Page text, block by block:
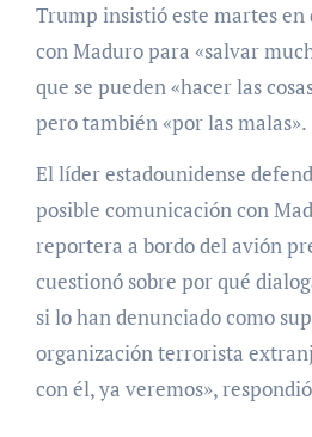
Trump insistió este martes en
con Maduro para «salvar
que se pueden «hacer las
pero también «por las malas».
El líder estadounidense
posible comunicación con
reportera a bordo del avión
cuestionó sobre por qué
si lo han denunciado como
organización terrorista
con él, ya veremos»,